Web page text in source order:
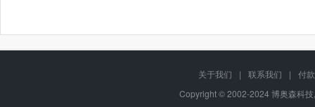
关于我们 | 联系我们 |
付
Copyright © 2002-2024 博奥森科